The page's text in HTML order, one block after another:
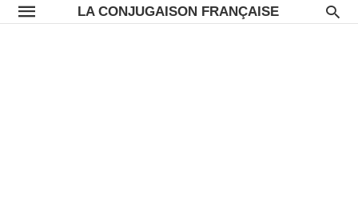
LA CONJUGAISON FRANÇAISE